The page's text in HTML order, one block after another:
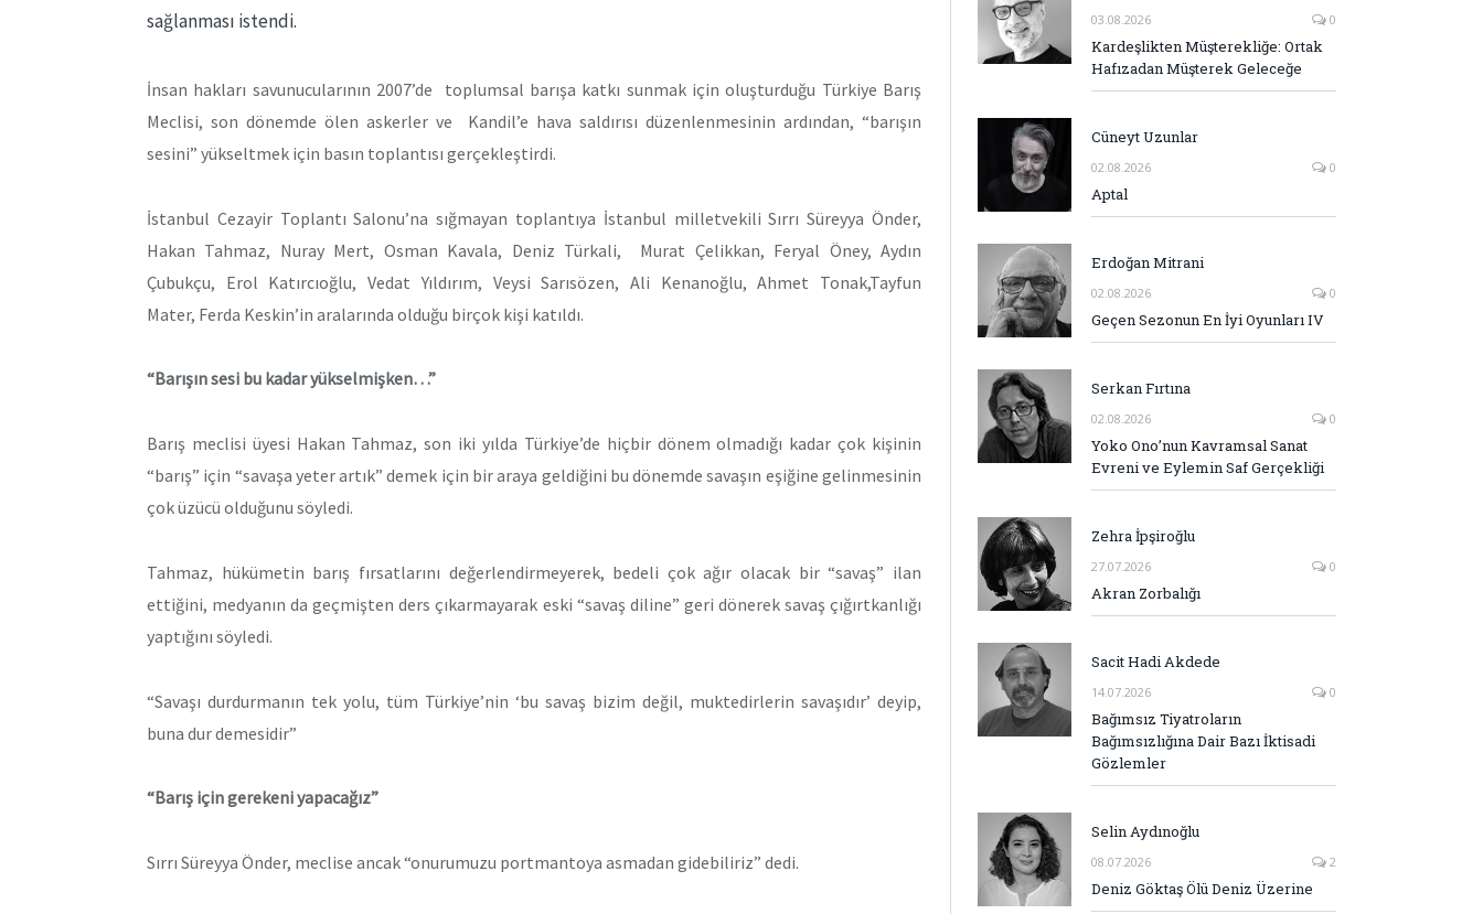
sağlanması istendi.
İnsan hakları savunucularının 2007’de toplumsal barışa katkı sunmak için oluşturduğu Türkiye Barış
Meclisi, son dönemde ölen askerler ve Kandil’e hava saldırısı düzenlenmesinin ardından, “barışın
sesini” yükseltmek için basın toplantısı gerçekleştirdi.
İstanbul Cezayir Toplantı Salonu’na sığmayan toplantıya İstanbul milletvekili Sırrı Süreyya Önder,
Hakan Tahmaz, Nuray Mert, Osman Kavala, Deniz Türkali, Murat Çelikkan, Feryal Öney, Aydın
Çubukçu, Erol Katırcıoğlu, Vedat Yıldırım, Veysi Sarısözen, Ali Kenanoğlu, Ahmet Tonak,Tayfun
Mater, Ferda Keskin’in aralarında olduğu birçok kişi katıldı.
“Barışın sesi bu kadar yükselmişken…”
Barış meclisi üyesi Hakan Tahmaz, son iki yılda Türkiye’de hiçbir dönem olmadığı kadar çok kişinin
“barış” için “savaşa yeter artık” demek için bir araya geldiğini bu dönemde savaşın eşiğine gelinmesinin
çok üzücü olduğunu söyledi.
Tahmaz, hükümetin barış fırsatlarını değerlendirmeyerek, bedeli çok ağır olacak bir “savaş” ilan
ettiğini, medyanın da geçmişten ders çıkarmayarak eski “savaş diline” geri dönerek savaş çığırtkanlığı
yaptığını söyledi.
“Savaşı durdurmanın tek yolu, tüm Türkiye’nin ‘bu savaş bizim değil, muktedirlerin savaşıdır’ deyip,
buna dur demesidir”
“Barış için gerekeni yapacağız”
Sırrı Süreyya Önder, meclise ancak “onurumuzu portmantoya asmadan gidebiliriz” dedi.
03.08.2026 0
Kardeşlikten Müşterekliğe: Ortak
Hafızadan Müşterek Geleceğe
Cüneyt Uzunlar
02.08.2026 0
Aptal
Erdoğan Mitrani
02.08.2026 0
Geçen Sezonun En İyi Oyunları IV
Serkan Fırtına
02.08.2026 0
Yoko Ono’nun Kavramsal Sanat
Evreni ve Eylemin Saf Gerçekliği
Zehra İpşiroğlu
27.07.2026 0
Akran Zorbalığı
Sacit Hadi Akdede
14.07.2026 0
Bağımsız Tiyatroların
Bağımsızlığına Dair Bazı İktisadi
Gözlemler
Selin Aydınoğlu
08.07.2026 2
Deniz Göktaş Ölü Deniz Üzerine